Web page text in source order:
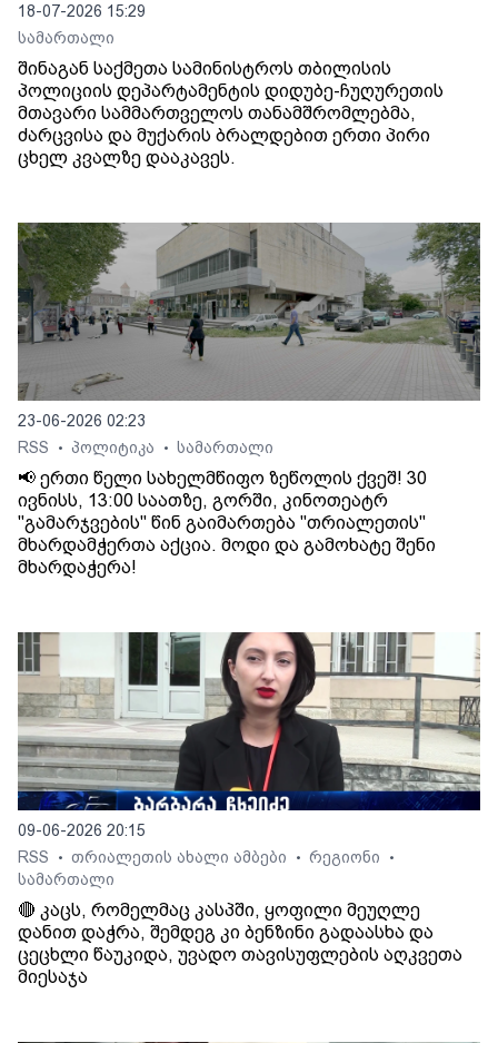
18-07-2026 15:29
სამართალი
შინაგან საქმეთა სამინისტროს თბილისის
პოლიციის დეპარტამენტის დიდუბე-ჩუღურეთის
მთავარი სამმართველოს თანამშრომლებმა,
ძარცვისა და მუქარის ბრალდებით ერთი პირი
ცხელ კვალზე დააკავეს.
23-06-2026 02:23
RSS
• პოლიტიკა • სამართალი
📢 ერთი წელი სახელმწიფო ზეწოლის ქვეშ! 30
ივნისს, 13:00 საათზე, გორში, კინოთეატრ
"გამარჯვების" წინ გაიმართება "თრიალეთის"
მხარდამჭერთა აქცია. მოდი და გამოხატე შენი
მხარდაჭერა!
09-06-2026 20:15
RSS
• თრიალეთის ახალი ამბები • რეგიონი •
სამართალი
🔴 კაცს, რომელმაც კასპში, ყოფილი მეუღლე
დანით დაჭრა, შემდეგ კი ბენზინი გადაასხა და
ცეცხლი წაუკიდა, უვადო თავისუფლების აღკვეთა
მიესაჯა